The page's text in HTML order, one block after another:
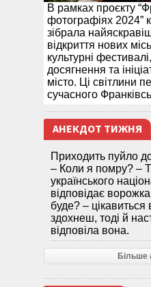
В рамках проєкту
фотографіях 2024”
зібрала
відкриття нових
культурні
досягнення та
місто. Ці світлини
сучасного
АНЕКДОТ ТИЖНЯ
Приходить пуйло
– Коли я помру? –
українського
відповідає
буде? – цікавиться
здохнеш, тоді й
відповіла вона.
Більше